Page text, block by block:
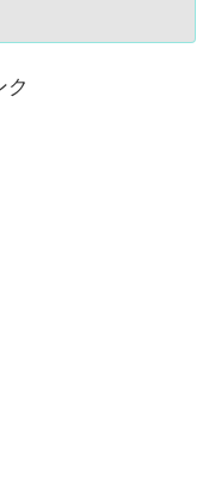
ク